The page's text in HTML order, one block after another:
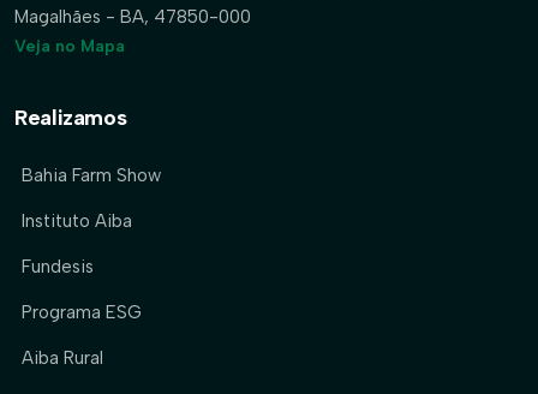
Magalhães - BA, 47850-000
Veja no Mapa
Realizamos
Bahia Farm Show
Instituto Aiba
Fundesis
Programa ESG
Aiba Rural